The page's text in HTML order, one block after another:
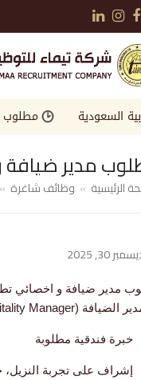
Twitter
Facebook
Instagram
مطلوب
مدير ضيافة
الرئيسية » وظائف شاغرة »
30, 2025
مدير ضيافة و اخصائي
خبرة فندقية مطلوبة
إشراف على تجربة النزيل،